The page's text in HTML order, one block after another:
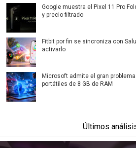
Google muestra el Pixel 11 Pro
y precio filtrado
Fitbit por fin se sincroniza con
activarlo
Microsoft admite el gran
portátiles de 8 GB de RAM
Últimos